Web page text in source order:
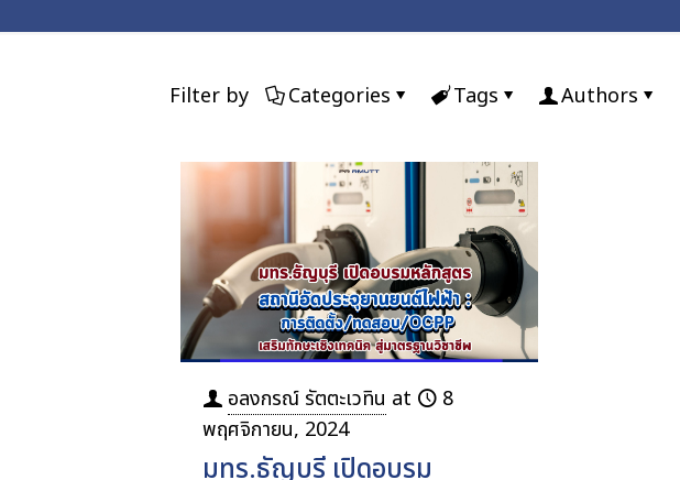
Filter by Categories Tags Authors
อลงกรณ์ รัตตะเวทิน at
8
พฤศจิกายน, 2024
มทร.ธัญบุรี เปิดอบรม